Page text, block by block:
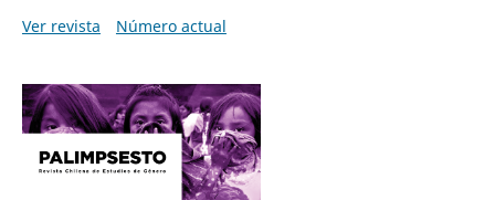
Ver revista
Número actual